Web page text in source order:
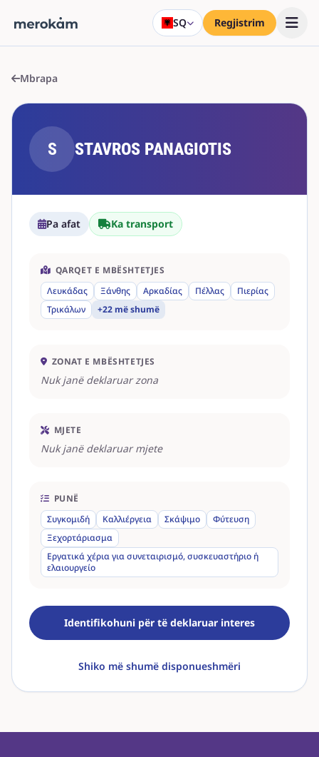
SQ Regjistrim
Mbrapa
S STAVROS PANAGIOTIS
Pa afat Ka transport
QARQET E MBËSHTETJES
Λευκάδας
Ξάνθης Αρκαδίας Πέλλας
Πιερίας
Τρικάλων
+22 më shumë
ZONAT E MBËSHTETJES
Nuk janë deklaruar zona
MJETE
Nuk janë deklaruar mjete
PUNË
Συγκομιδή
Καλλιέργεια Σκάψιμο
Φύτευση
Ξεχορτάριασμα
Εργατικά χέρια για συνεταιρισμό, συσκευαστήριο ή
ελαιουργείο
Identifikohuni për të deklaruar interes
Shiko më shumë disponueshmëri